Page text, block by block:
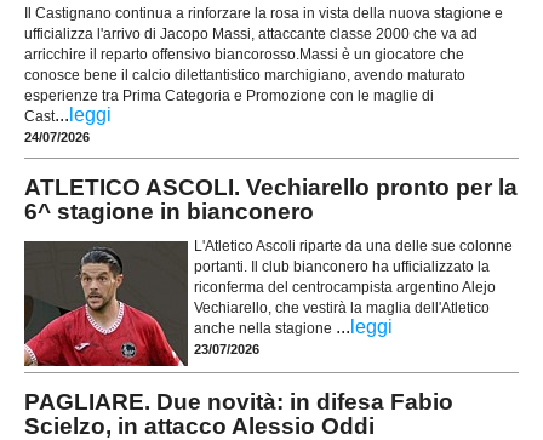
Il Castignano continua a rinforzare la rosa in vista della nuova stagione e
ufficializza l'arrivo di Jacopo Massi, attaccante classe 2000 che va ad
arricchire il reparto offensivo biancorosso.Massi è un giocatore che
conosce bene il calcio dilettantistico marchigiano, avendo maturato
esperienze tra Prima Categoria e Promozione con le maglie di
Cast... leggi
24/07/2026
ATLETICO ASCOLI. Vechiarello pronto per la
6^ stagione in bianconero
L'Atletico Ascoli riparte da una delle sue colonne
portanti. Il club bianconero ha ufficializzato la
riconferma del centrocampista argentino Alejo
Vechiarello, che vestirà la maglia dell'Atletico
anche nella stagione ... leggi
23/07/2026
PAGLIARE. Due novità: in difesa Fabio
Scielzo, in attacco Alessio Oddi